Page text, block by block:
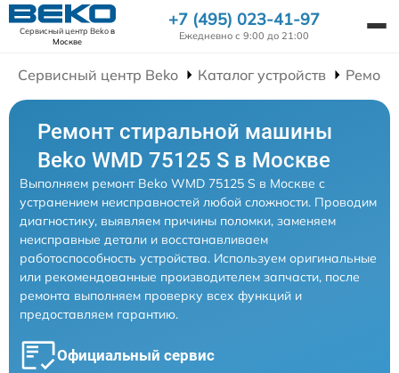
Сервисный центр Bekoв
Москве
+7 (495) 023-41-97
Ежедневно с 9:00 до 21:00
Сервисный центр Beko Каталог устройств
Ремонт стиральной машины
Beko WMD 75125 S в Москве
Выполняем ремонт Beko WMD 75125 S в Москве с
устранением неисправностей любой сложности. Проводим
диагностику, выявляем причины поломки, заменяем
неисправные детали и восстанавливаем
работоспособность устройства. Используем оригинальные
или рекомендованные производителем запчасти, после
ремонта выполняем проверку всех функций и
предоставляем гарантию.
Официальный сервис